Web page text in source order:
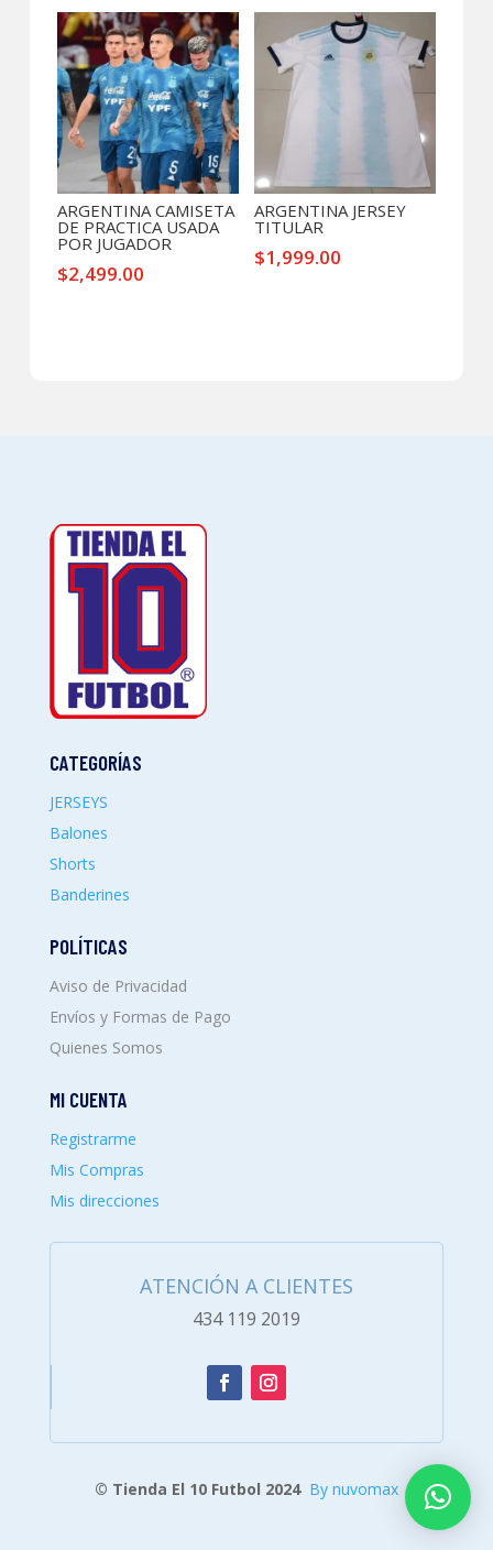
ARGENTINA CAMISETA
DE PRACTICA USADA
POR JUGADOR
$2,499.00
ARGENTINA JERSEY
TITULAR
$1,999.00
CATEGORÍAS
JERSEYS
Balones
Shorts
Banderines
POLÍTICAS
Aviso de Privacidad
Envíos y Formas de Pago
Quienes Somos
MI CUENTA
Registrarme
Mis Compras
Mis direcciones
ATENCIÓN A CLIENTES
434 119 2019
© Tienda El 10 Futbol 2024 By nuvomax